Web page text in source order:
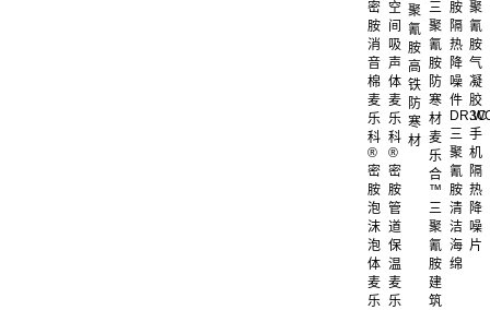
密
胺
消
音
棉
空
间
吸
声
体
麦
乐
科
®
密
胺
泡
沫
泡
体
麦
乐
科
®
密
胺
管
道
保
温
麦
乐
麦
乐
聚
氰
胺
高
铁
防
寒
材
三
聚
氰
胺
防
寒
材
麦
乐
合
™
三
聚
氰
胺
建
筑
胺
隔
热
降
噪
件
聚
氰
胺
气
凝
胶
三
聚
氰
胺
清
洁
海
绵
3C
手
机
隔
热
降
噪
片